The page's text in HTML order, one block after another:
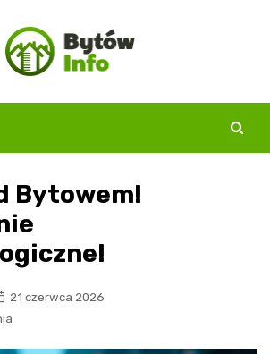
Bytowem!
21 czerwca 2026